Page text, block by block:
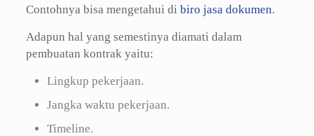
Contohnya bisa mengetahui di biro jasa dokumen.
Adapun hal yang semestinya diamati dalam
pembuatan kontrak yaitu:
Lingkup pekerjaan.
Jangka waktu pekerjaan.
Timeline.